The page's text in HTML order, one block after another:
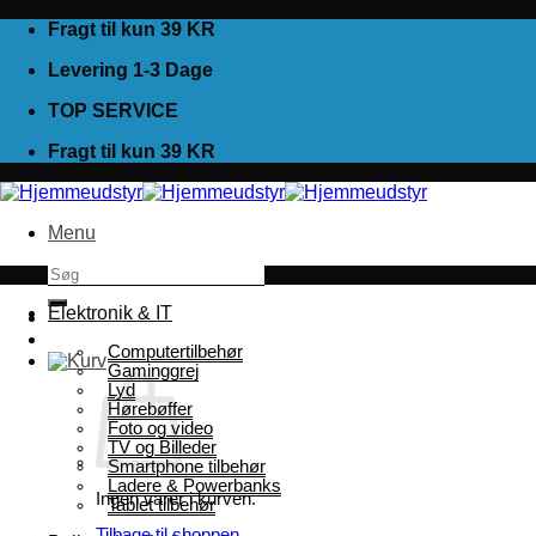
Fortsæt
indhold
Fragt til kun 39 KR
Levering 1-3 Dage
TOP SERVICE
Fragt til kun 39 KR
Menu
Søg
efter:
Ingen varer i kurven.
Elektronik & IT
Computertilbehør
Gaminggrej
Lyd
Hørebøffer
Foto og video
TV og Billeder
Smartphone tilbehør
Ladere & Powerbanks
Tablet tilbehør